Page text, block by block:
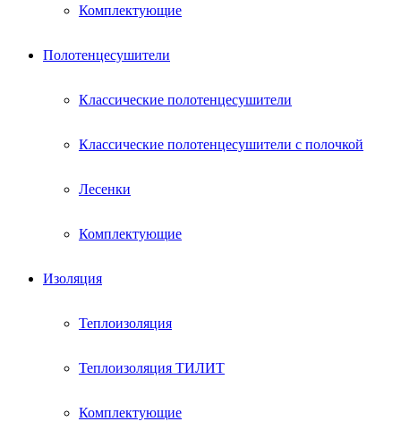
Комплектующие
Полотенцесушители
Классические полотенцесушители
Классические полотенцесушители с полочкой
Лесенки
Комплектующие
Изоляция
Теплоизоляция
Теплоизоляция ТИЛИТ
Комплектующие